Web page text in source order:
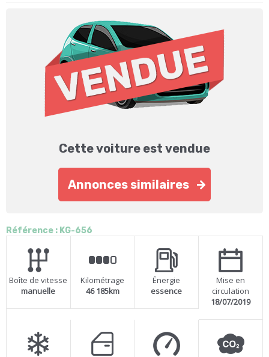
Cette voiture est vendue
Annonces similaires
Référence : KG-656
Boîte de vitesse
manuelle
Kilométrage
46 185km
Énergie
essence
Mise en
circulation
18/07/2019